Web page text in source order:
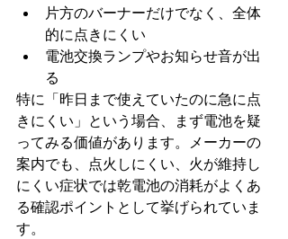
片方のバーナーだけでなく、全体
的に点きにくい
電池交換ランプやお知らせ音が出
る
特に「昨日まで使えていたのに急に点
きにくい」という場合、まず電池を疑
ってみる価値があります。メーカーの
案内でも、点火しにくい、火が維持し
にくい症状では乾電池の消耗がよくあ
る確認ポイントとして挙げられていま
す。